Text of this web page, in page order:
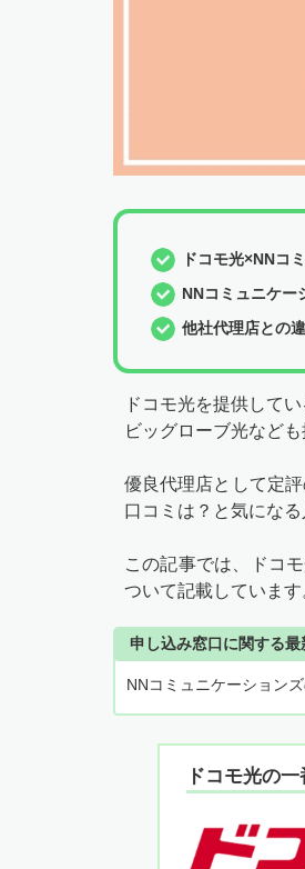
ドコモ光×NNコ
NNコミュニケー
他社代理店との
ドコモ光を提供してい
ビッグローブ光など
優良代理店として定
口コミは？と気になる
この記事では、ドコ
ついて記載していま
申し込み窓口に関する最
NNコミュニケーション
ドコモ光の